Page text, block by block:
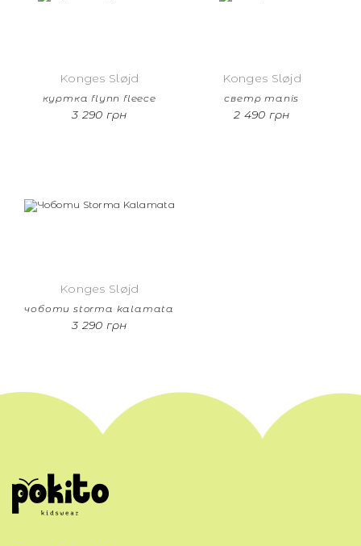
Konges Sløjd
куртка flynn fleece
3 290 грн
Konges Sløjd
светр manis
2 490 грн
Konges Sløjd
чоботи storma kalamata
3 290 грн